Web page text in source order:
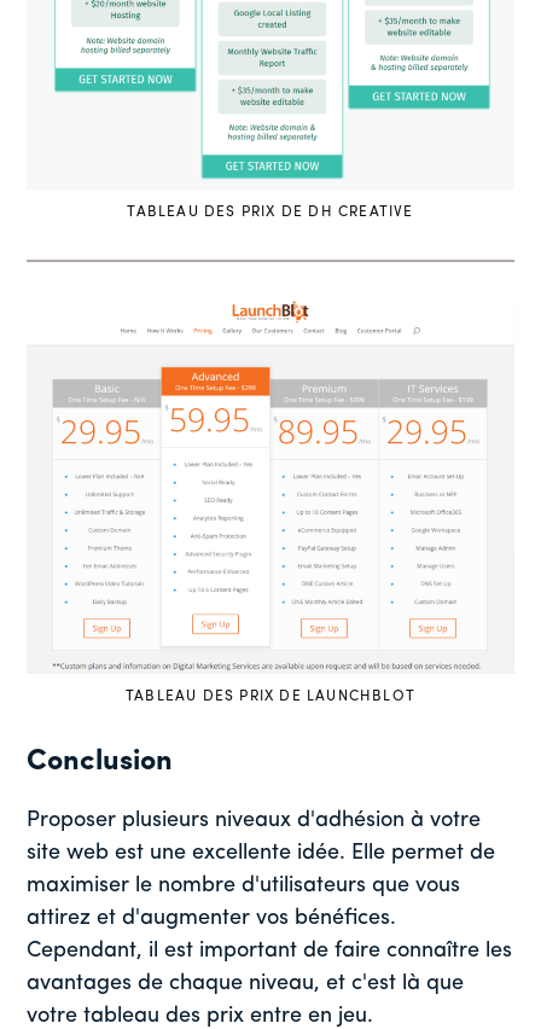
TABLEAU DES PRIX DE DH CREATIVE
TABLEAU DES PRIX DE LAUNCHBLOT
Conclusion
Proposer plusieurs niveaux d'adhésion à votre
site web est une excellente idée. Elle permet de
maximiser le nombre d'utilisateurs que vous
attirez et d'augmenter vos bénéfices.
Cependant, il est important de faire connaître les
avantages de chaque niveau, et c'est là que
votre tableau des prix entre en jeu.